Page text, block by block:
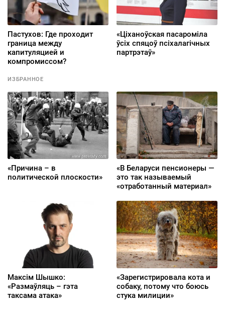
Пастухов: Где проходит
граница между
капитуляцией и
компромиссом?
«Ціханоўская пасароміла
ўсіх спяцоў псіхалагічных
партрэтаў»
ИЗБРАННОЕ
«Причина – в
политической плоскости»
«В Беларуси пенсионеры —
это так называемый
«отработанный материал»
Максім Шышко:
«Размаўляць – гэта
таксама атака»
«Зарегистрировала кота и
собаку, потому что боюсь
стука милиции»